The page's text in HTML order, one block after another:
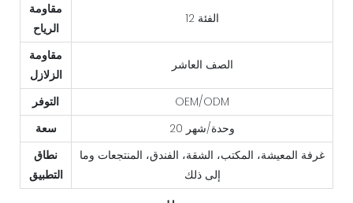
مقاومة
الرياح
الفئة 12
مقاومة
الزلازل
الصف العاشر
التوفر
OEM/ODM
سعة
20 وحدة/شهر
نطاق
التطبيق
غرفة المعيشة، المكتب، الشقة، الفندق، المنتجعات وما
إلى ذلك